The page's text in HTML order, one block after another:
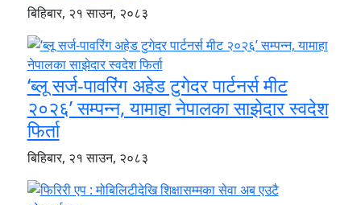
बिहिबार, २१ साउन, २०८३
‘ब्लू सर्ज-पावरिंग अहेड टुगेदर पार्टनर्स मीट
२०२६’ सम्पन्न, यामाहा नेपालका साझेदार स्वदेश
फिर्ता
बिहिबार, २१ साउन, २०८३